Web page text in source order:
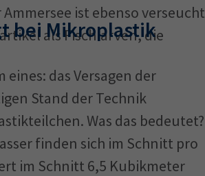
ist ebenso verseucht
als Fischlarven, die
bei Mikroplastik
das Versagen der
Stand der Technik
Was das bedeutet?
finden sich im Schnitt pro
im Schnitt 6,5 Kubikmeter